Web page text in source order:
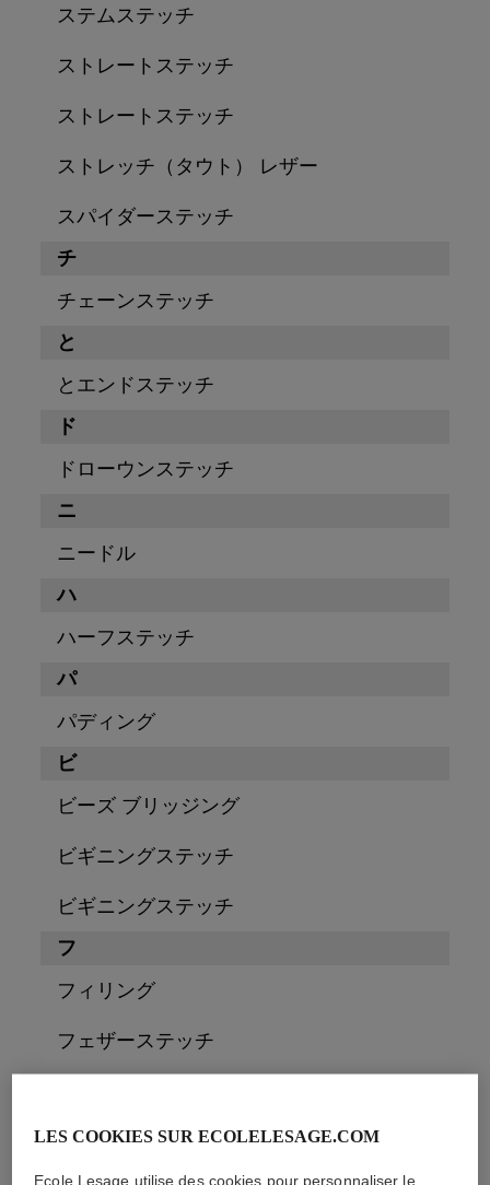
ステムステッチ
ストレートステッチ
ストレートステッチ
ストレッチ（タウト） レザー
スパイダーステッチ
チ
チェーンステッチ
と
とエンドステッチ
ド
ドローウンステッチ
ニ
ニードル
ハ
ハーフステッチ
パ
パディング
ビ
ビーズ ブリッジング
ビギニングステッチ
ビギニングステッチ
フ
フィリング
フェザーステッチ
フレンチノット
LES COOKIES SUR ECOLELESAGE.COM
Ecole Lesage utilise des cookies pour personnaliser le